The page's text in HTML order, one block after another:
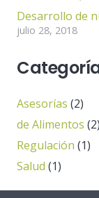
Desarrollo de
julio 28, 2018
Asesorías (2)
de Alimentos (2)
Regulación (1)
Salud (1)